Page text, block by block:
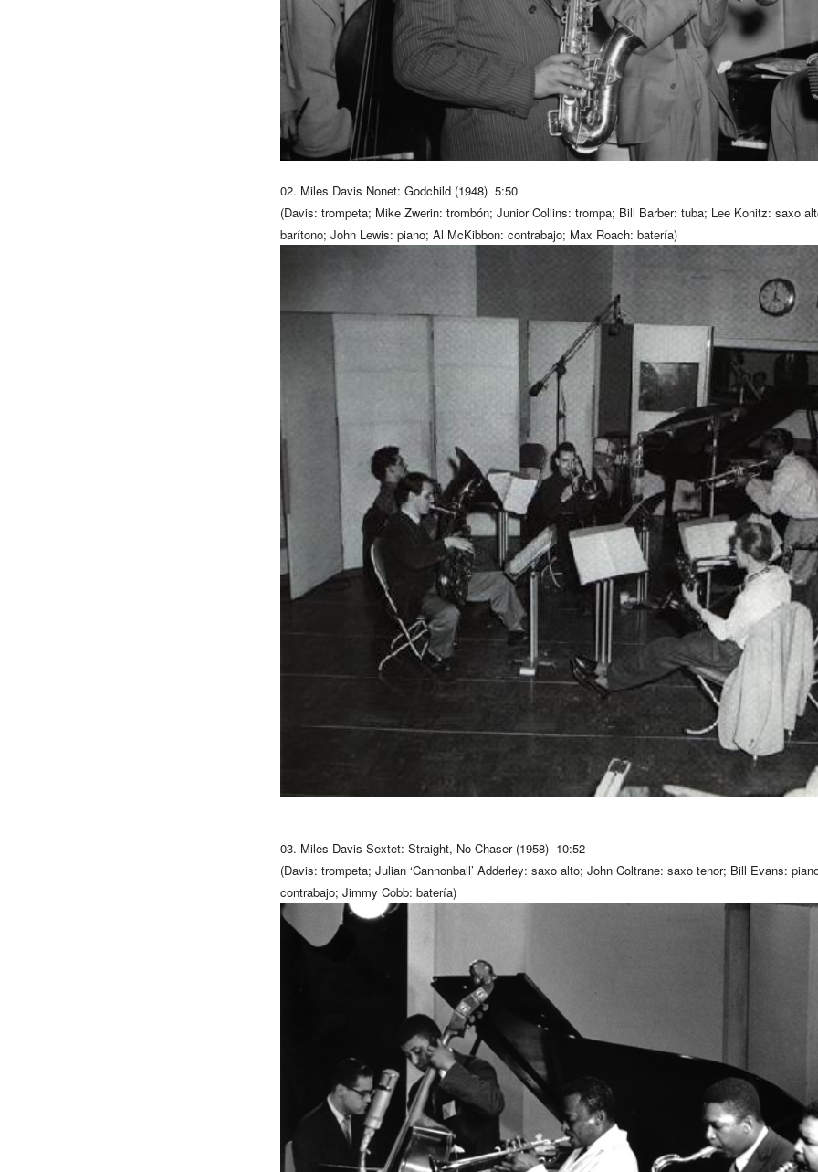
02. Miles Davis Nonet: Godchild (1948) 5:50
(Davis: trompeta; Mike Zwerin: trombón; Junior Collins: trompa; Bill Barber: tuba; Lee Konitz: saxo
barítono; John Lewis: piano; Al McKibbon: contrabajo; Max Roach: batería)
03. Miles Davis Sextet: Straight, No Chaser (1958) 10:52
(Davis: trompeta; Julian ‘Cannonball’ Adderley: saxo alto; John Coltrane: saxo tenor; Bill Evans:
contrabajo; Jimmy Cobb: batería)